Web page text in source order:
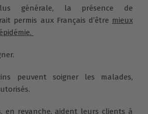
générale, la présence de
permis aux Français d’être mieux
peuvent soigner les malades,
en revanche, aident leurs clients à